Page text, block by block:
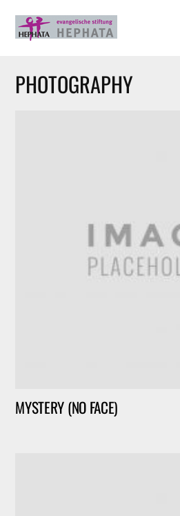
PHOTOGRAPHY
MYSTERY (NO FACE)